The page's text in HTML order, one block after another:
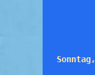
Sonntag,